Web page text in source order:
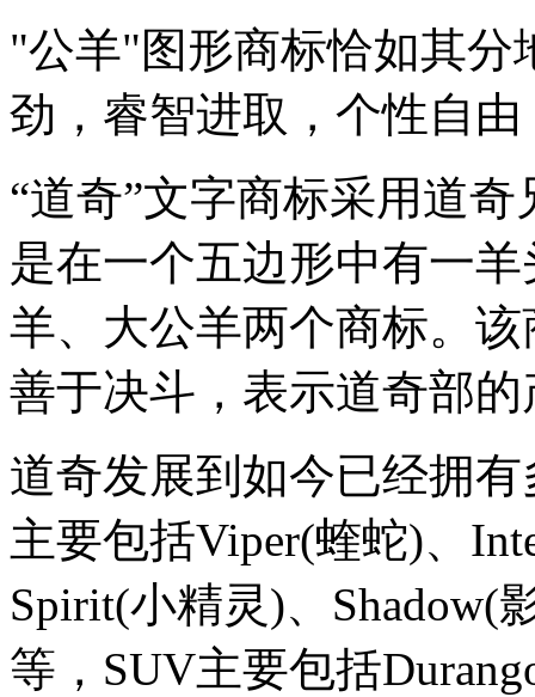
"公羊"图形商标恰如其
劲，睿智进取，个性自
“道奇”文字商标采用道奇
是在一个五边形中有一
羊、大公羊两个商标。
善于决斗，表示道奇部
道奇发展到如今已经拥
主要包括Viper(蝰蛇)、
Spirit(小精灵)、Shadow(
等，SUV主要包括